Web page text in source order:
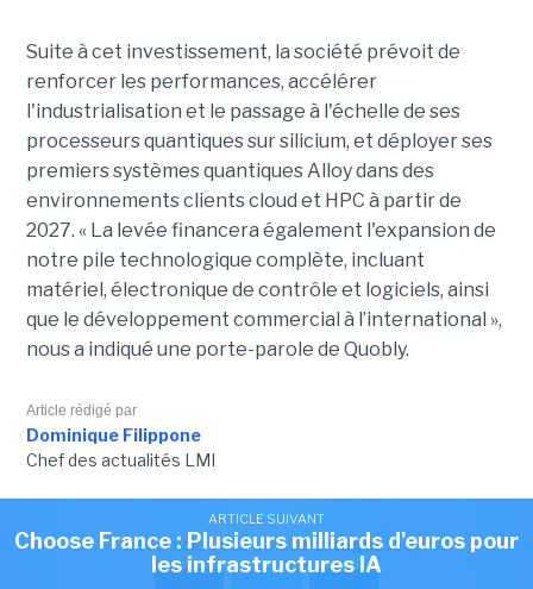
Suite à cet investissement, la société prévoit de
renforcer les performances, accélérer
l'industrialisation et le passage à l'échelle de ses
processeurs quantiques sur silicium, et déployer ses
premiers systèmes quantiques Alloy dans des
environnements clients cloud et HPC à partir de
2027. « La levée financera également l'expansion de
notre pile technologique complète, incluant
matériel, électronique de contrôle et logiciels, ainsi
que le développement commercial à l’international »,
nous a indiqué une porte-parole de Quobly.
Article rédigé par
Dominique Filippone
Chef des actualités LMI
Cet article vous a plu?Partagez le !
ARTICLE SUIVANT
Choose France : Plusieurs milliards d'euros pour
les infrastructures IA